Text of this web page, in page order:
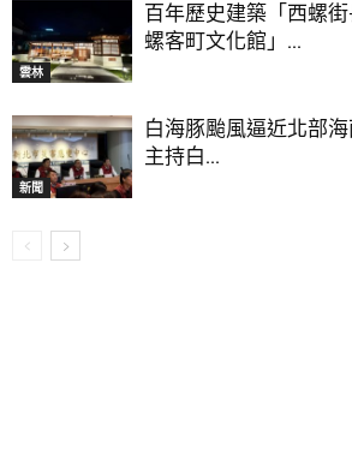
雲林
百年歷史建築「西螺
螺客町文化館」...
新聞
白海豚颱風逼近北部
主持白...